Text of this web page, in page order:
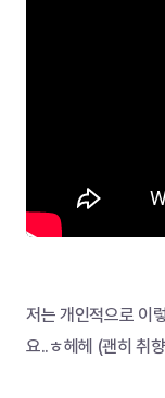
저는 개인적으로 이
요..ㅎ헤헤 (괜히 취